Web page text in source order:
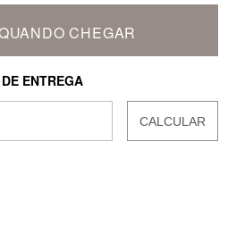
CHEGAR
ENTREGA
CALCULAR